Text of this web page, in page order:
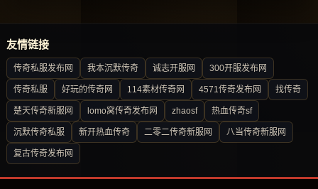
友情链接
传奇私服发布网 我本沉默传奇 诚志开服网 300开服发布网
传奇私服 好玩的传奇网 114素材传奇网 4571传奇发布网 找传奇
楚天传奇新服网 lomo窝传奇发布网 zhaosf 热血传奇sf
沉默传奇私服 新开热血传奇 二零二传奇新服网 八当传奇新服网
复古传奇发布网